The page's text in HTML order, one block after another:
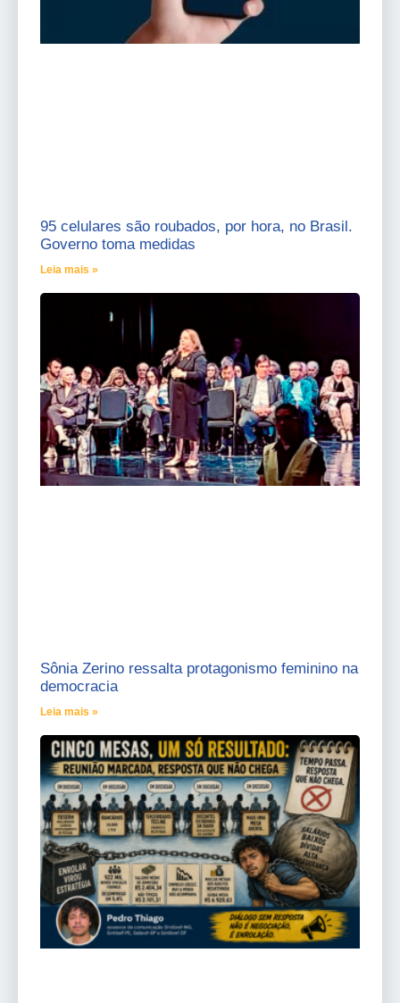
95 celulares são roubados, por hora, no Brasil.
Governo toma medidas
Leia mais »
Sônia Zerino ressalta protagonismo feminino na
democracia
Leia mais »